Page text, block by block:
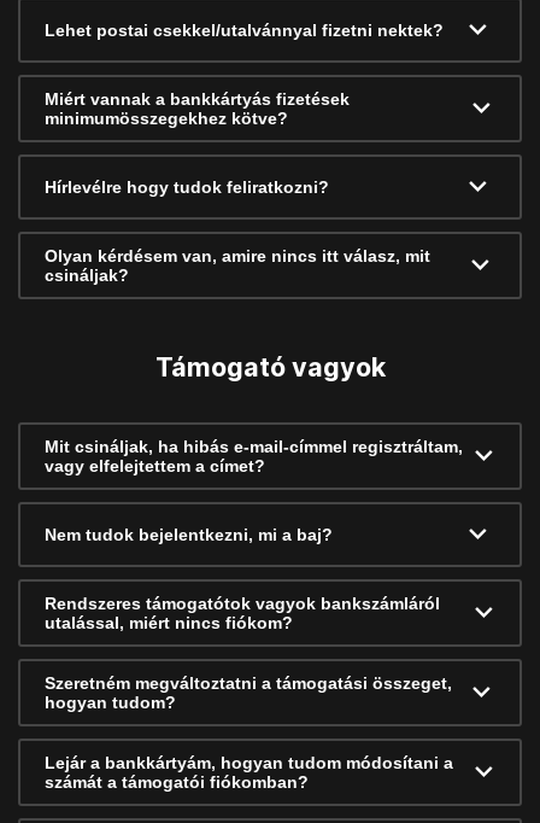
Lehet postai csekkel/utalvánnyal fizetni nektek?
Miért vannak a bankkártyás fizetések
minimumösszegekhez kötve?
Hírlevélre hogy tudok feliratkozni?
Olyan kérdésem van, amire nincs itt válasz, mit
csináljak?
Támogató vagyok
Mit csináljak, ha hibás e-mail-címmel regisztráltam,
vagy elfelejtettem a címet?
Nem tudok bejelentkezni, mi a baj?
Rendszeres támogatótok vagyok bankszámláról
utalással, miért nincs fiókom?
Szeretném megváltoztatni a támogatási összeget,
hogyan tudom?
Lejár a bankkártyám, hogyan tudom módosítani a
számát a támogatói fiókomban?